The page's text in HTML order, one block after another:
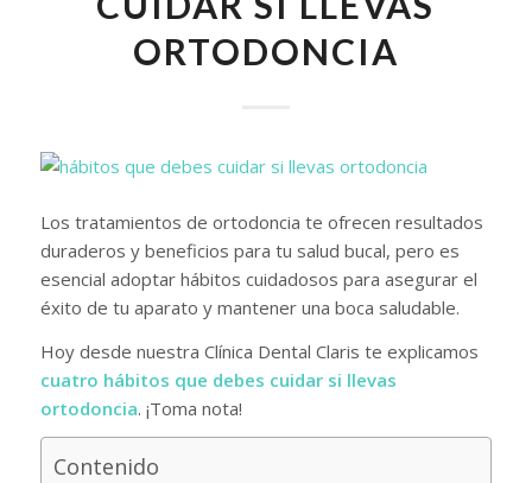
ORTODONCIA
Los tratamientos de ortodoncia te ofrecen resultados
duraderos y beneficios para tu salud bucal, pero es
esencial adoptar hábitos cuidadosos para asegurar el
éxito de tu aparato y mantener una boca saludable.
Hoy desde nuestra Clínica Dental Claris te explicamos
cuatro hábitos que debes cuidar si llevas
ortodoncia. ¡Toma nota!
Contenido